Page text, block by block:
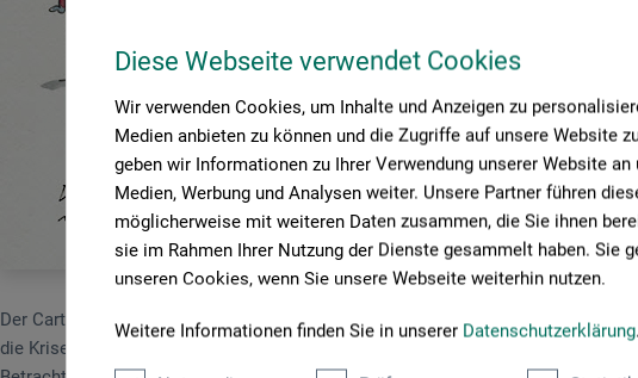
Diese Webseite verwendet Cookies
Wir verwenden Cookies, um Inhalte und Anzeigen zu
Medien anbieten zu können und die Zugriffe auf unsere Website
geben wir Informationen zu Ihrer Verwendung unserer Website
Medien, Werbung und Analysen weiter. Unsere Partner führen
möglicherweise mit weiteren Daten zusammen, die Sie ihnen
sie im Rahmen Ihrer Nutzung der Dienste gesammelt haben. Sie
unseren Cookies, wenn Sie unsere Webseite weiterhin nutzen.
Weitere Informationen finden Sie in unserer Datenschutzerklärung.
Der Cartoonist Peter Gaymann widmet sich dem vielschichtigen Feld der
die Krisen der Künstler und Sammler sowie die kleinen Katastrophen in